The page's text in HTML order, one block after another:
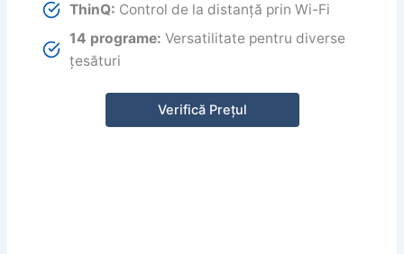
ThinQ: Control de la distanță prin Wi-Fi
14 programe: Versatilitate pentru diverse
țesături
Verifică Prețul